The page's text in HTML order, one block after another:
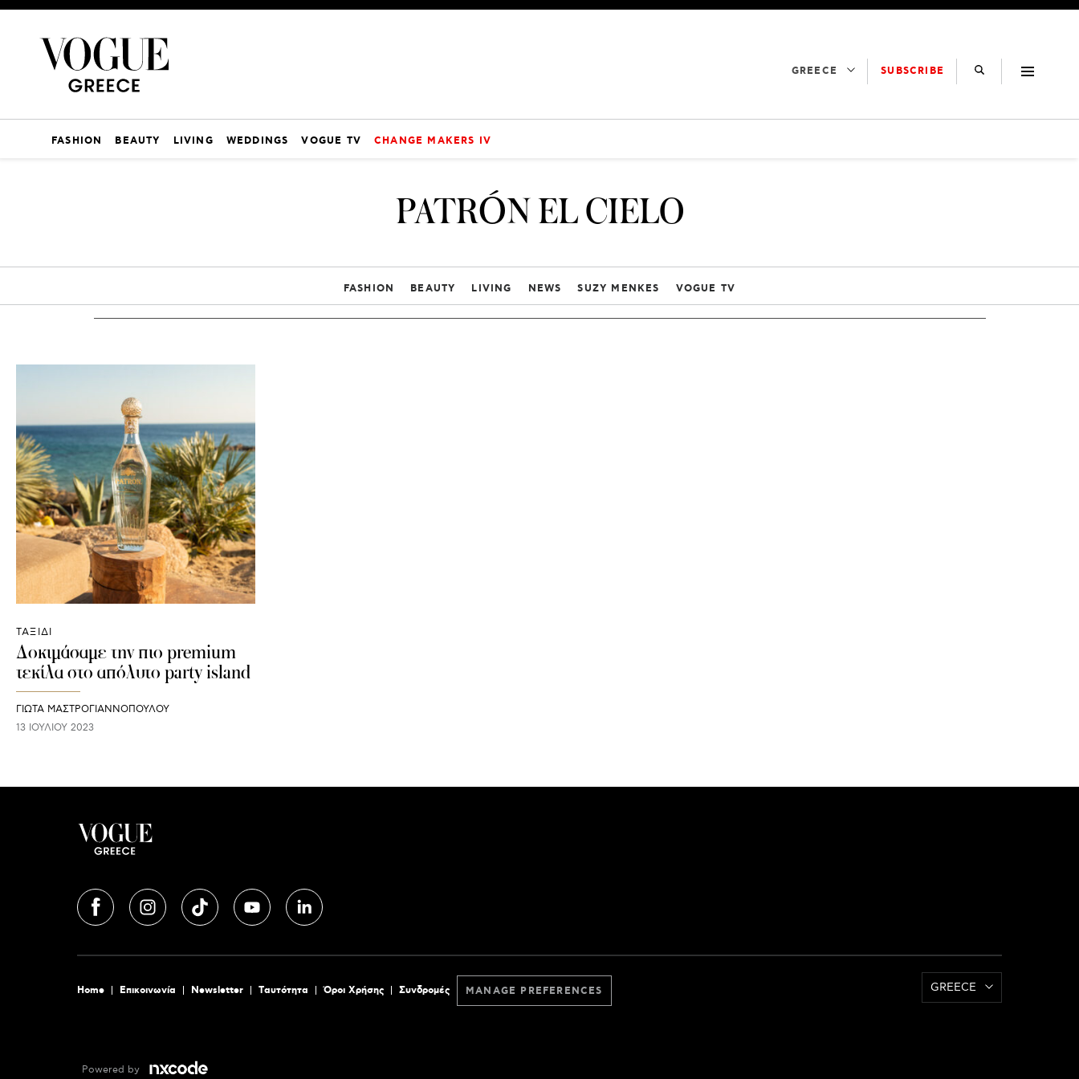
GREECE SUBSCRIBE
FASHION BEAUTY LIVING WEDDINGS VOGUE TV CHANGE MAKERS IV
PATRÓN EL CIELO
FASHION BEAUTY LIVING NEWS SUZY MENKES VOGUE TV
ΤΑΞΙΔΙ
Δοκιμάσαμε την πιο premium
τεκίλα στο απόλυτο party island
ΓΙΩΤΑ ΜΑΣΤΡΟΓΙΑΝΝΟΠΟΥΛΟΥ
13 ΙΟΥΛΊΟΥ 2023
Home Επικοινωνία Newsletter Tαυτότητα Όροι Χρήσης Συνδρομές MANAGE PREFERENCES GREECE
Powered by